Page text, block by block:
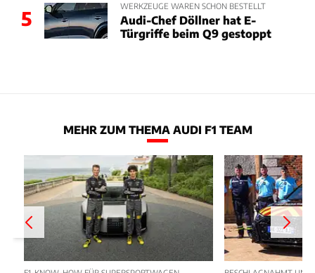
5
WERKZEUGE WAREN SCHON BESTELLT
Audi-Chef Döllner hat E-
Türgriffe beim Q9 gestoppt
MEHR ZUM THEMA AUDI F1 TEAM